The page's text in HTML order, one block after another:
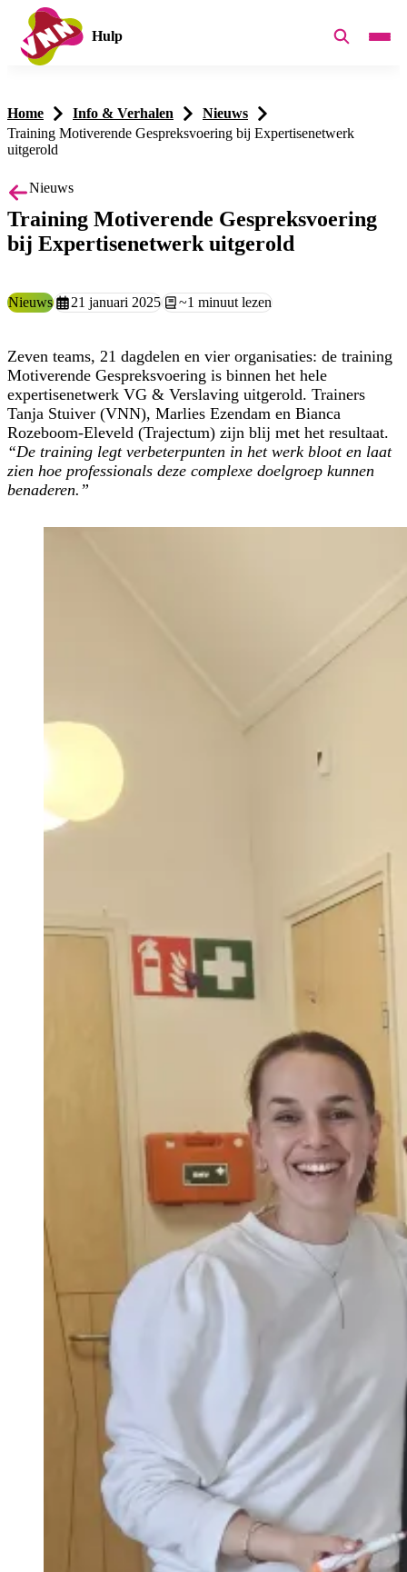
Hulp
Home Info & Verhalen
Nieuws
Training Motiverende Gespreksvoering bij Expertisenetwerk
uitgerold
Nieuws
Training Motiverende Gespreksvoering
bij Expertisenetwerk uitgerold
Type:
NieuwsAangemaakt op:
21 januari 2025Leestijd:
~1 minuut lezen
Zeven teams, 21 dagdelen en vier organisaties: de training
Motiverende Gespreksvoering is binnen het hele
expertisenetwerk VG & Verslaving uitgerold. Trainers
Tanja Stuiver (VNN), Marlies Ezendam en Bianca
Rozeboom-Eleveld (Trajectum) zijn blij met het resultaat.
“De training legt verbeterpunten in het werk bloot en laat
zien hoe professionals deze complexe doelgroep kunnen
benaderen.”